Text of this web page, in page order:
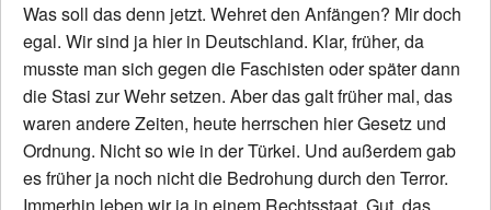
Was soll das denn jetzt. Wehret den Anfängen? Mir doch
egal. Wir sind ja hier in Deutschland. Klar, früher, da
musste man sich gegen die Faschisten oder später dann
die Stasi zur Wehr setzen. Aber das galt früher mal, das
waren andere Zeiten, heute herrschen hier Gesetz und
Ordnung. Nicht so wie in der Türkei. Und außerdem gab
es früher ja noch nicht die Bedrohung durch den Terror.